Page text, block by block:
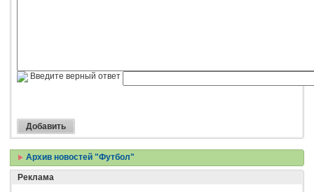
Введите верный ответ
Архив новостей "Футбол"
Реклама